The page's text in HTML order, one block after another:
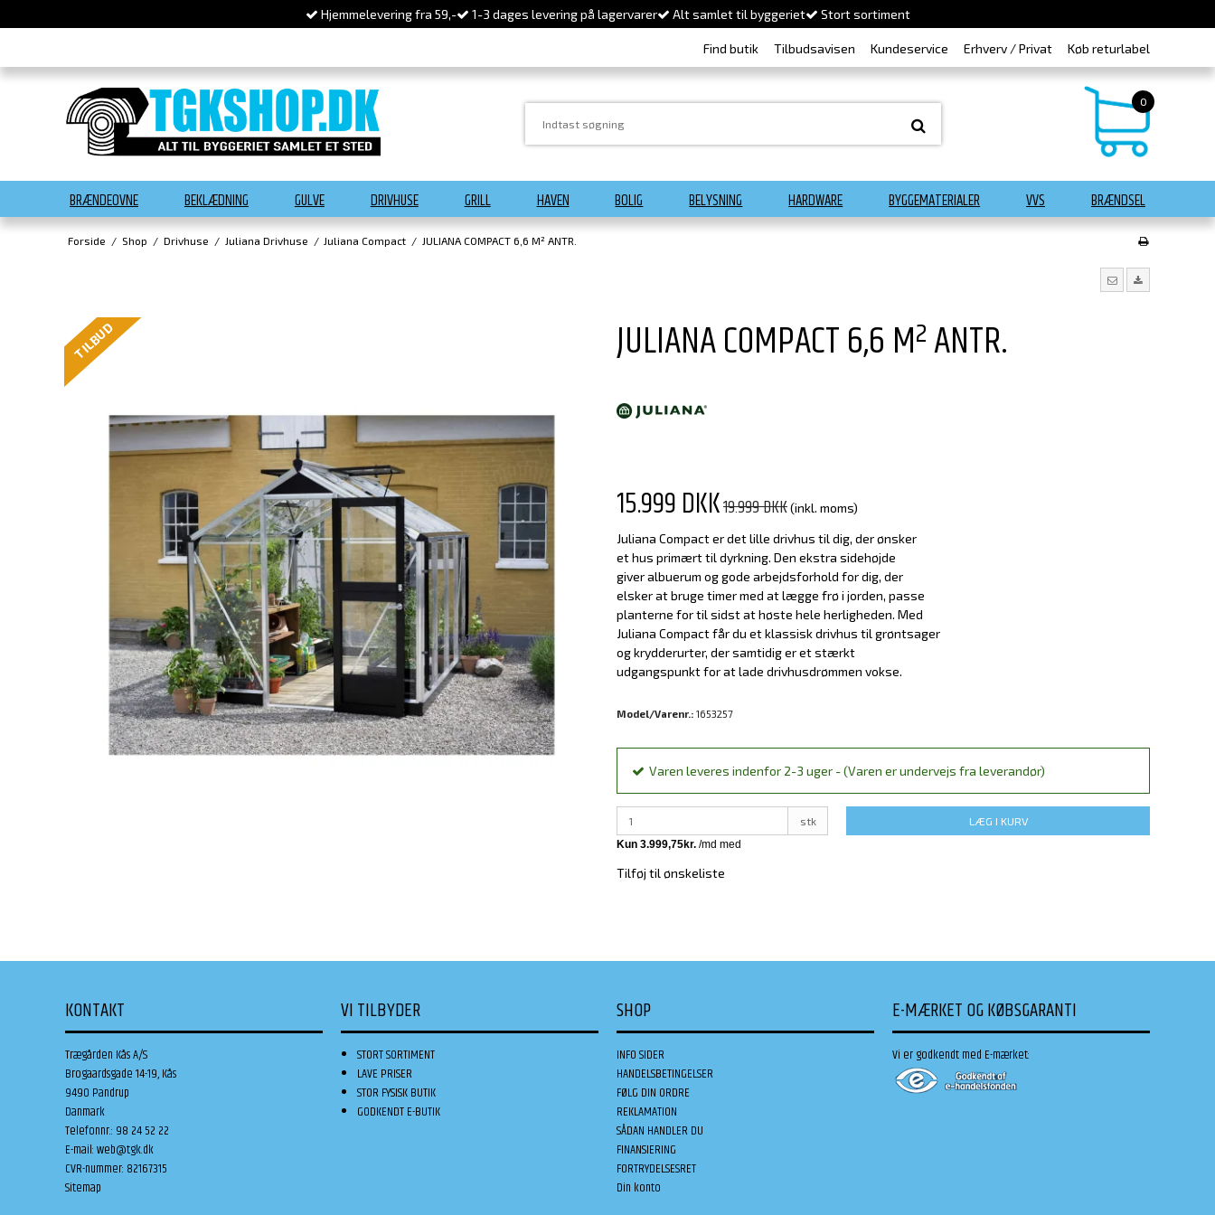
Hjemmelevering fra 59,- 1-3 dages levering på lagervarer Alt samlet til byggeriet Stort sortiment
Find butik Tilbudsavisen Kundeservice Erhverv / Privat Køb returlabel
0
BRÆNDEOVNE BEKLÆDNING GULVE DRIVHUSE GRILL HAVEN BOLIG BELYSNING HARDWARE BYGGEMATERIALER VVS BRÆNDSEL
Forside / Shop / Drivhuse / Juliana Drivhuse / Juliana Compact / JULIANA COMPACT 6,6 M² ANTR.
TILBUD JULIANA COMPACT 6,6 M² ANTR.
15.999 DKK19.999 DKK(inkl. moms)
Juliana Compact er det lille drivhus til dig, der ønsker
et hus primært til dyrkning. Den ekstra sidehøjde
giver albuerum og gode arbejdsforhold for dig, der
elsker at bruge timer med at lægge frø i jorden, passe
planterne for til sidst at høste hele herligheden. Med
Juliana Compact får du et klassisk drivhus til grøntsager
og krydderurter, der samtidig er et stærkt
udgangspunkt for at lade drivhusdrømmen vokse.
Model/Varenr.: 1653257
Varen leveres indenfor 2-3 uger - (Varen er undervejs fra leverandør)
stk LÆG I KURV
Tilføj til ønskeliste
KONTAKT
Trægården Kås A/S
Brogaardsgade 14-19, Kås
9490 Pandrup
Danmark
Telefonnr.: 98 24 52 22
E-mail:web@tgk.dk
CVR-nummer: 82167315
Sitemap
VI TILBYDER
STORT SORTIMENT
LAVE PRISER
STOR FYSISK BUTIK
GODKENDT E-BUTIK
SHOP
INFO SIDER
HANDELSBETINGELSER
FØLG DIN ORDRE
REKLAMATION
SÅDAN HANDLER DU
FINANSIERING
FORTRYDELSESRET
Din konto
E-MÆRKET OG KØBSGARANTI
Vi er godkendt med E-mærket: